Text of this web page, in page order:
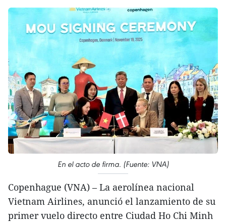
En el acto de firma. (Fuente: VNA)
Copenhague (VNA) – La aerolínea nacional
Vietnam Airlines, anunció el lanzamiento de su
primer vuelo directo entre Ciudad Ho Chi Minh